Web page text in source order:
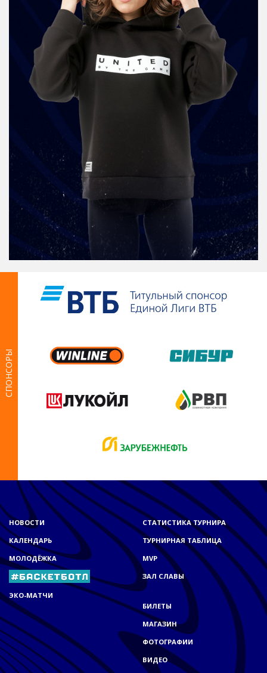
СПОНСОРЫ
НОВОСТИ
КАЛЕНДАРЬ
МОЛОДЁЖКА
ЭКО-МАТЧИ
СТАТИСТИКА ТУРНИРА
ТУРНИРНАЯ ТАБЛИЦА
MVP
ЗАЛ СЛАВЫ
БИЛЕТЫ
МАГАЗИН
ФОТОГРАФИИ
ВИДЕО